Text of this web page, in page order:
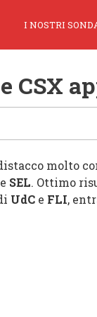
I NOSTRI
CSX
molto
e SEL. Ottimo
UdC e FLI,